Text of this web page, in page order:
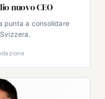
nuovo CEO
punta a consolidare